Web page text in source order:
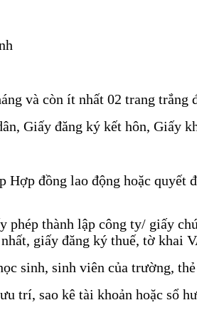
và còn ít nhất 02 trang trắng
Giấy đăng ký kết hôn, Giấy
Hợp đồng lao động hoặc
phép thành lập công ty/ giấy
giấy đăng ký thuế, tờ khai
sinh, sinh viên của trường,
trí, sao kê tài khoản hoặc sổ